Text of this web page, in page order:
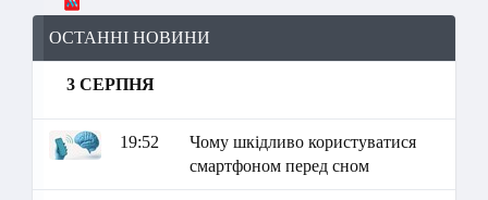
ОСТАННІ НОВИНИ
3 СЕРПНЯ
19:52
Чому шкідливо користуватися
смартфоном перед сном